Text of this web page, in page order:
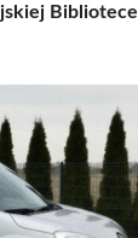
Bibliotece